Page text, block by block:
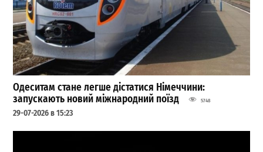
Одеситам стане легше дістатися Німеччини:
запускають новий міжнародний поїзд
5748
29-07-2026 в 15:23